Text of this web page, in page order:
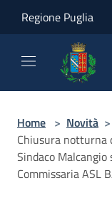
Regione Puglia
Home > Novità >
Chiusura notturna
Sindaco
Commissaria ASL